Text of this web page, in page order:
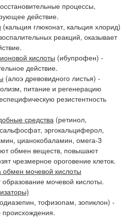
процессы,
действие.
(кальция глюконат, кальция хлорид)
реакций, оказывает
кислоты (ибупрофен) -
действие.
(алоэ древовидного листья) -
питание и регенерацию
резистентность
средства (ретинол,
эргокальциферол,
цианокобаламин, омега-3
обмен веществ, повышают
чрезмерное ороговение клеток.
мочевой кислоты
мочевой кислоты.
тофизопам, зопиклон) -
происхождения.